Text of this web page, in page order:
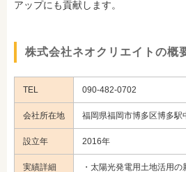
アップにも貢献します。
株式会社ネオクリエイトの概
TEL 090-482-0702
会社所在地 福岡県福岡市博多区博多
設立年 2016年
実績詳細 ・太陽光発電用土地活用